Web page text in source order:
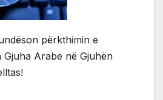
përkthimin e
Gjuha Arabe në Gjuhën